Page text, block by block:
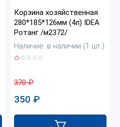
Корзина хозяйственная
280*185*126мм (4л) IDEA
Ротанг /м2372/
Наличие: в наличии (1 шт.)
370₽
350 ₽